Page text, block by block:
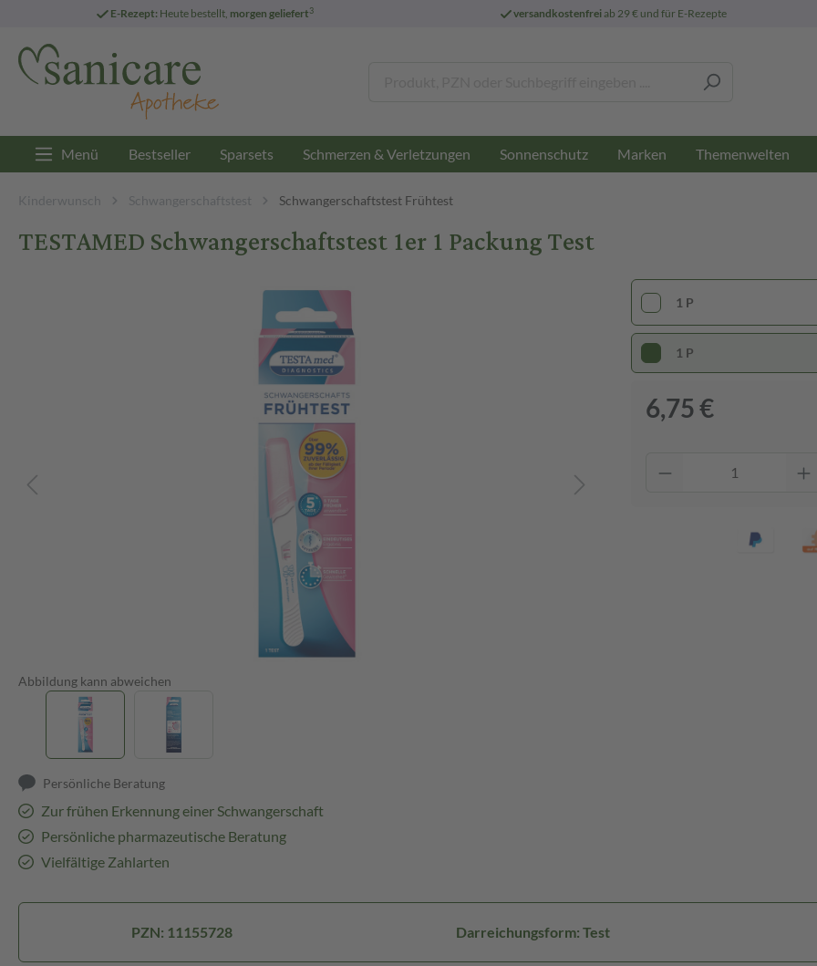
E-Rezept: Heute bestellt, morgen geliefert3 versandkostenfreiab 29 € und für E-Rezepte
Menü Bestseller Sparsets Schmerzen & Verletzungen Sonnenschutz Marken Themenwelten
Kinderwunsch Schwangerschaftstest Schwangerschaftstest Frühtest
TESTAMED Schwangerschaftstest 1er 1 Packung Test
Abbildung kann abweichen
Persönliche Beratung
Zur frühen Erkennung einer Schwangerschaft
Persönliche pharmazeutische Beratung
Vielfältige Zahlarten
1 P
1 P
6,75 €
PZN: 11155728 Darreichungsform: Test